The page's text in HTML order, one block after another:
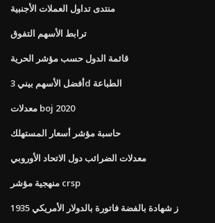
منتدى تداول العملات الأجنبية
ترابط الأسهم التفوق
قائمة الدول حسب مؤشر الحرية
أفضل الأسهم بيني 3d الطباعة
معدلات boj 2020
حاسبة مؤشر أسعار المستهلك
معدلات الضرائب دول الاتحاد الأوروبي
منهجية مؤشر crsp
1935 ز شهادة بالفضة فاتورة بالدولار الأمريكي